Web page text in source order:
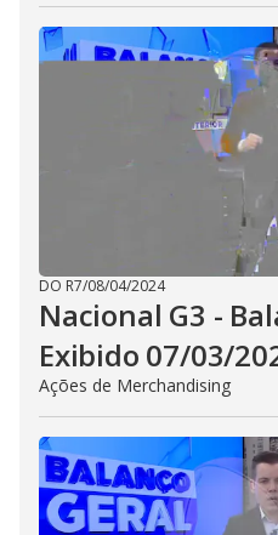
DO R7/08/04/2024
Nacional G3 -
Exibido 07/03/
Ações de Merchandising